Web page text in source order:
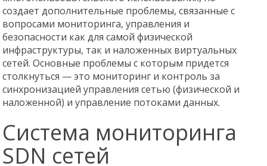
создает дополнительные проблемы, связанные с
вопросами мониторинга, управления и
безопасности как для самой физической
инфраструктуры, так и наложенных виртуальных
сетей. Основные проблемы с которым придется
столкнуться — это мониторинг и контроль за
синхронизацией управления сетью (физической и
наложенной) и управление потоками данных.
Система мониторинга
SDN сетей